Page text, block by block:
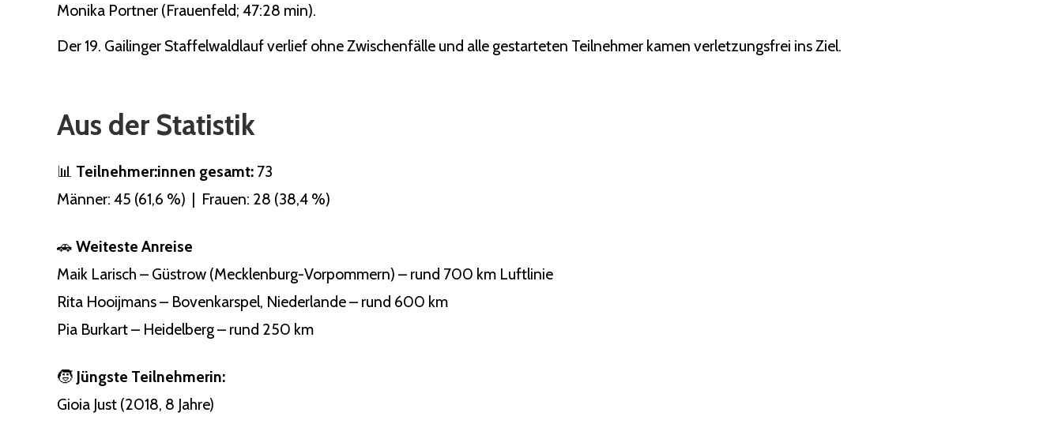
Monika Portner (Frauenfeld; 47:28 min).
Der 19. Gailinger Staffelwaldlauf verlief ohne Zwischenfälle und alle gestarteten Teilnehmer kamen verletzungsfrei ins Ziel.
Aus der Statistik
📊 Teilnehmer:innen gesamt: 73
Männer: 45 (61,6 %) | Frauen: 28 (38,4 %)
🚗 Weiteste Anreise
Maik Larisch – Güstrow (Mecklenburg-Vorpommern) – rund 700 km Luftlinie
Rita Hooijmans – Bovenkarspel, Niederlande – rund 600 km
Pia Burkart – Heidelberg – rund 250 km
🧒 Jüngste Teilnehmerin:
Gioia Just (2018, 8 Jahre)